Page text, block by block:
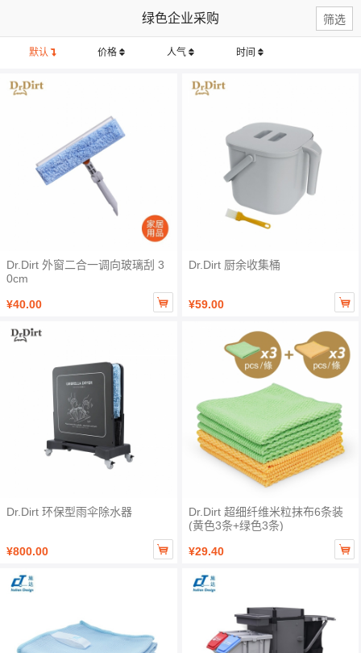
绿色企业采购 筛选
默认 价格 人气 时间
Dr.Dirt 外窗二合一调向玻璃刮 3
0cm
¥40.00

Dr.Dirt 厨余收集桶
¥59.00 
Dr.Dirt 环保型雨伞除水器
¥800.00 
Dr.Dirt 超细纤维米粒抹布6条装
(黄色3条+绿色3条)
¥29.40
